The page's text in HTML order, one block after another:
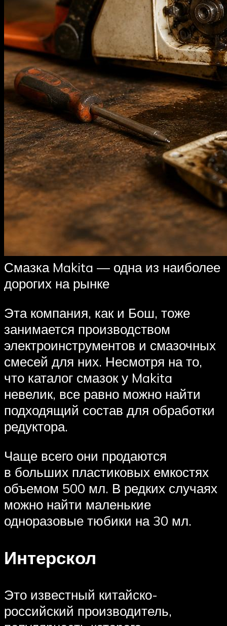
Смазка Makita — одна из наиболее
дорогих на рынке
Эта компания, как и Бош, тоже
занимается производством
электроинструментов и смазочных
смесей для них. Несмотря на то,
что каталог смазок у Makita
невелик, все равно можно найти
подходящий состав для обработки
редуктора.
Чаще всего они продаются
в больших пластиковых емкостях
объемом 500 мл. В редких случаях
можно найти маленькие
одноразовые тюбики на 30 мл.
Интерскол
Это известный китайско-
российский производитель,